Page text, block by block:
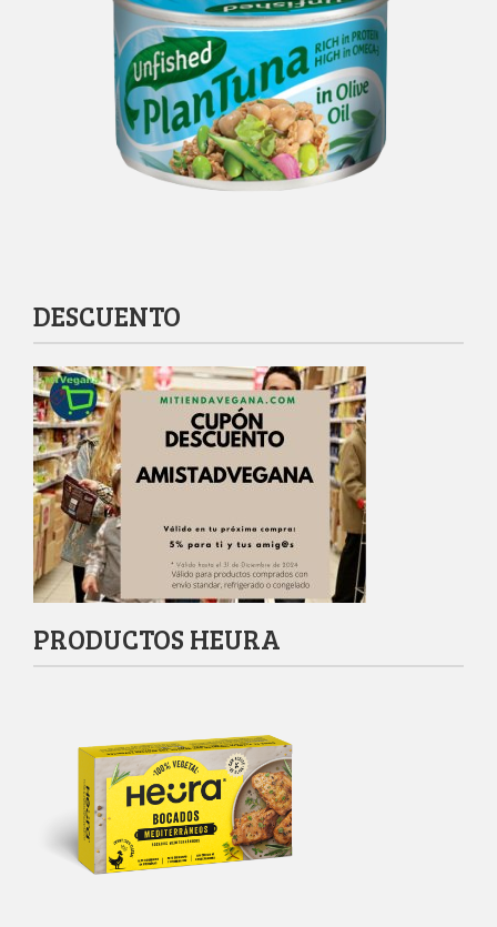
DESCUENTO
PRODUCTOS HEURA